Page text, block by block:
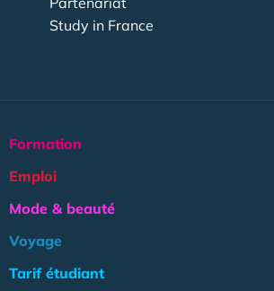
Study in France
Formation
Emploi
Mode & beauté
Voyage
Tarif étudiant